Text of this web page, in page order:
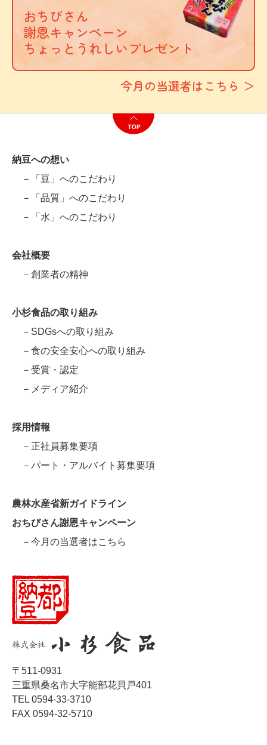
おちびさん
謝恩キャンペーン
ちょっとうれしいプレゼント
今月の当選者はこちら ＞
〒511-0931
三重県桑名市大字能部花貝戸401
TEL 0594-33-3710
FAX 0594-32-5710
納豆への想い
－「豆」へのこだわり
－「品質」へのこだわり
－「水」へのこだわり
会社概要
－創業者の精神
小杉食品の取り組み
－SDGsへの取り組み
－食の安全安心への取り組み
－受賞・認定
－メディア紹介
採用情報
－正社員募集要項
－パート・アルバイト募集要項
農林水産省新ガイドライン
おちびさん謝恩キャンペーン
－今月の当選者はこちら